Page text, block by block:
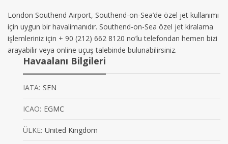
London Southend Airport, Southend-on-Sea’de özel jet kullanımı
için uygun bir havalimanıdır. Southend-on-Sea özel jet kiralama
işlemleriniz için + 90 (212) 662 8120 no’lu telefondan hemen bizi
arayabilir veya online uçuş talebinde bulunabilirsiniz.
Havaalanı Bilgileri
IATA: SEN
ICAO: EGMC
ÜLKE: United Kingdom